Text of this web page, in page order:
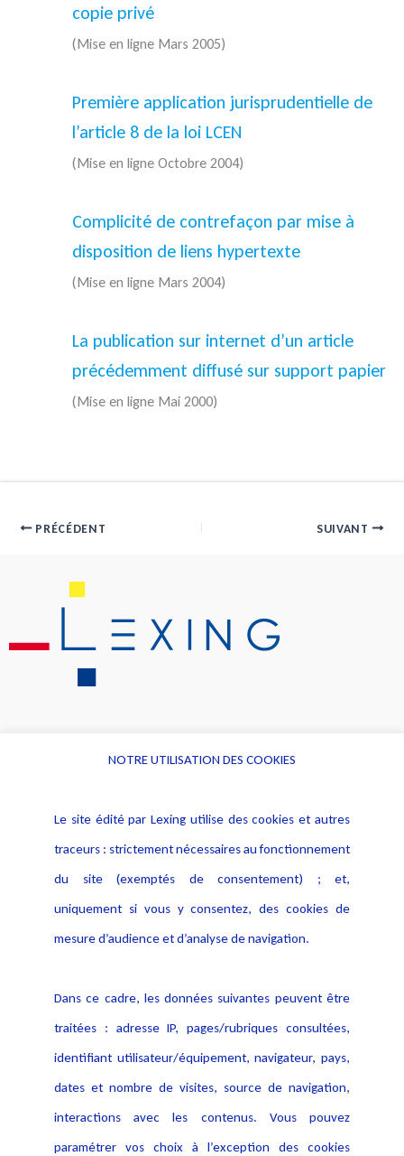
copie privé
(Mise en ligne Mars 2005)
Première application jurisprudentielle de
l’article 8 de la loi LCEN
(Mise en ligne Octobre 2004)
Complicité de contrefaçon par mise à
disposition de liens hypertexte
(Mise en ligne Mars 2004)
La publication sur internet d’un article
précédemment diffusé sur support papier
(Mise en ligne Mai 2000)
PRÉCÉDENT SUIVANT
Alerte professionnelle
Déclaration d'accessibilité
Notice Légale
Politique de protection des
données
Publications
NOTRE UTILISATION DES COOKIES
Le site édité par Lexing utilise des cookies et autres
traceurs : strictement nécessaires au fonctionnement
du site (exemptés de consentement) ; et,
uniquement si vous y consentez, des cookies de
mesure d’audience et d’analyse de navigation.
Dans ce cadre, les données suivantes peuvent être
traitées : adresse IP, pages/rubriques consultées,
identifiant utilisateur/équipement, navigateur, pays,
dates et nombre de visites, source de navigation,
interactions avec les contenus. Vous pouvez
paramétrer vos choix à l’exception des cookies